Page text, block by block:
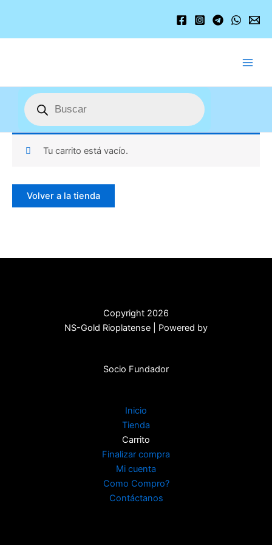
contenido
Búsqueda
de
productos
Tu carrito está vacío.
Volver a la tienda
Copyright 2026
NS-Gold Rioplatense | Powered by
Socio Fundador
Inicio
Tienda
Carrito
Finalizar compra
Mi cuenta
Como Compro?
Contáctanos